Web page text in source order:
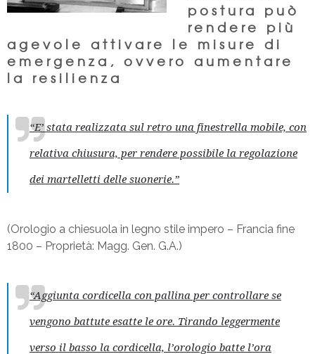
postura può
rendere più
agevole attivare le misure di
emergenza, ovvero aumentare
la resilienza
“E’ stata realizzata sul retro una finestrella mobile, con
relativa chiusura, per rendere possibile la regolazione
dei martelletti delle suonerie.”
(Orologio a chiesuola in legno stile impero – Francia fine
1800 – Proprietà: Magg. Gen. G.A.)
“Aggiunta cordicella con pallina per controllare se
vengono battute esatte le ore. Tirando leggermente
verso il basso la cordicella, l’orologio batte l’ora